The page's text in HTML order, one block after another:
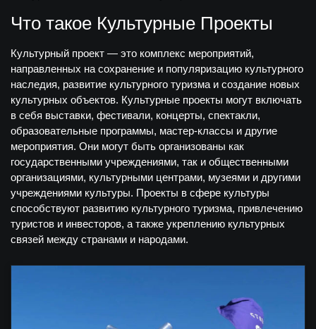
Что такое Культурные Проекты
Культурный проект — это комплекс мероприятий,
направленных на сохранение и популяризацию культурного
наследия, развитие культурного туризма и создание новых
культурных объектов. Культурные проекты могут включать
в себя выставки, фестивали, концерты, спектакли,
образовательные программы, мастер-классы и другие
мероприятия. Они могут быть организованы как
государственными учреждениями, так и общественными
организациями, культурными центрами, музеями и другими
учреждениями культуры. Проекты в сфере культуры
способствуют развитию культурного туризма, привлечению
туристов и инвесторов, а также укреплению культурных
связей между странами и народами.